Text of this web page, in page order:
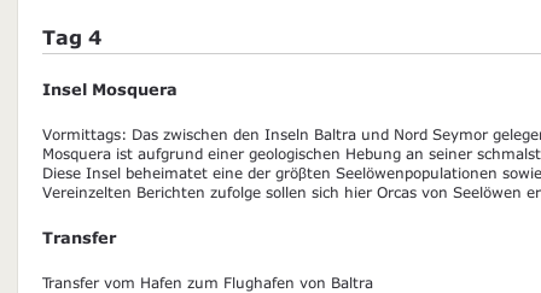
Tag 4
Insel Mosquera
Vormittags: Das zwischen den Inseln Baltra und Nord Seymor
Mosquera ist aufgrund einer geologischen Hebung an seiner
Diese Insel beheimatet eine der gröβten Seelöwenpopulationen
Vereinzelten Berichten zufolge sollen sich hier Orcas von Seelöwen
Transfer
Transfer vom Hafen zum Flughafen von Baltra